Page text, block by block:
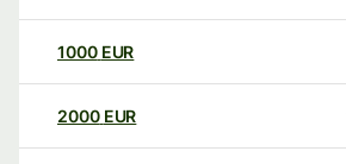
1000 EUR
2000 EUR